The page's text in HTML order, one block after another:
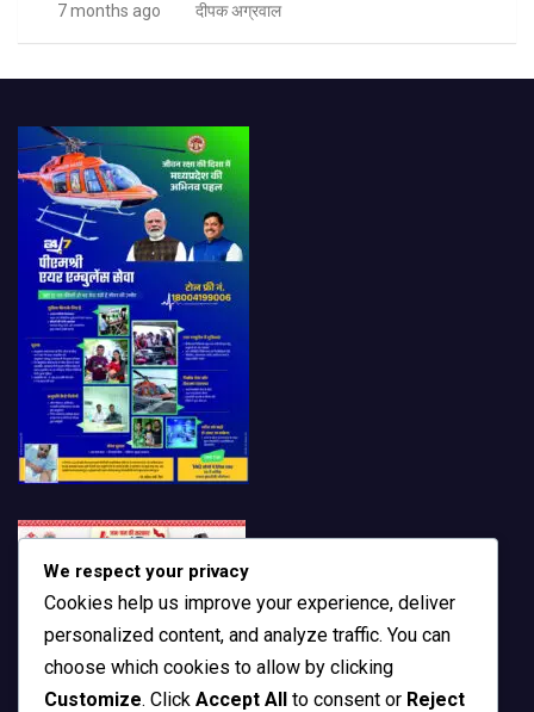
7 months ago दीपक अग्रवाल
We respect your privacy
Cookies help us improve your experience, deliver
personalized content, and analyze traffic. You can
choose which cookies to allow by clicking
Customize. Click Accept All to consent or Reject